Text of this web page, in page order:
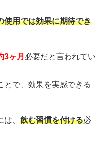
使用では効果に期待でき
3ヶ月 必要だと言われてい
とで、効果を実感できる
、 飲む習慣を付ける必